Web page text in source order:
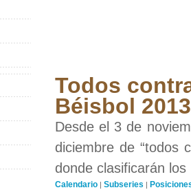
Todos
Béisbol
Desde el 3 de
diciembre de “todos
donde clasificarán
Calendario | Subseries |